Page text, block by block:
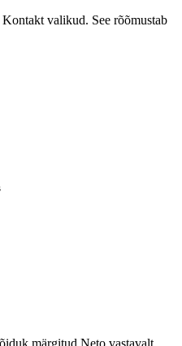
valikud. See rõõmustab